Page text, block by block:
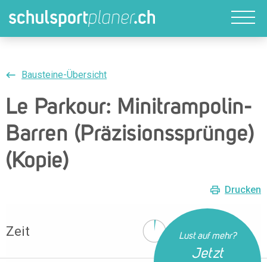
Lust auf mehr?
Jetzt
Bausteine-Übersicht
Le Parkour: Minitrampolin-
Barren (Präzisionssprünge)
(Kopie)
Drucken
Zeit 0 Min